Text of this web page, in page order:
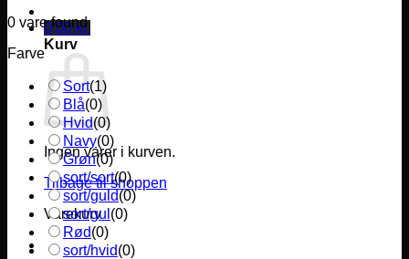
0,00 kr.
Kurv
Ingen varer i kurven.
Tilbage til shoppen
Varekurv
0 vare found
Farve
Sort(1)
Blå(0)
Hvid(0)
Navy(0)
Grøn(0)
sort/sort(0)
sort/guld(0)
sort/gul (0)
Rød(0)
sort/hvid(0)